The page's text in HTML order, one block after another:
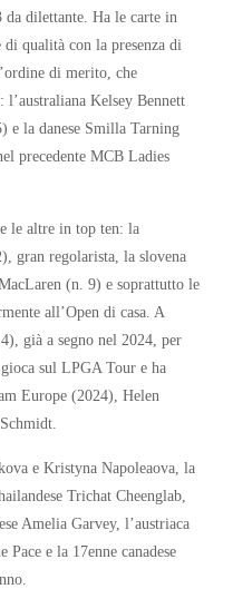
dilettante. Ha le carte in
qualità con la presenza di
di merito, che
Kelsey Bennett
e la danese Smilla Tarning
precedente MCB Ladies
le altre in top ten: la
gran regolarista, la slovena
(n. 9) e soprattutto le
all’Open di casa. A
già a segno nel 2024, per
sul LPGA Tour e ha
Europe (2024), Helen
e Kristyna Napoleaova, la
Trichat Cheenglab,
Amelia Garvey, l’austriaca
e la 17enne canadese